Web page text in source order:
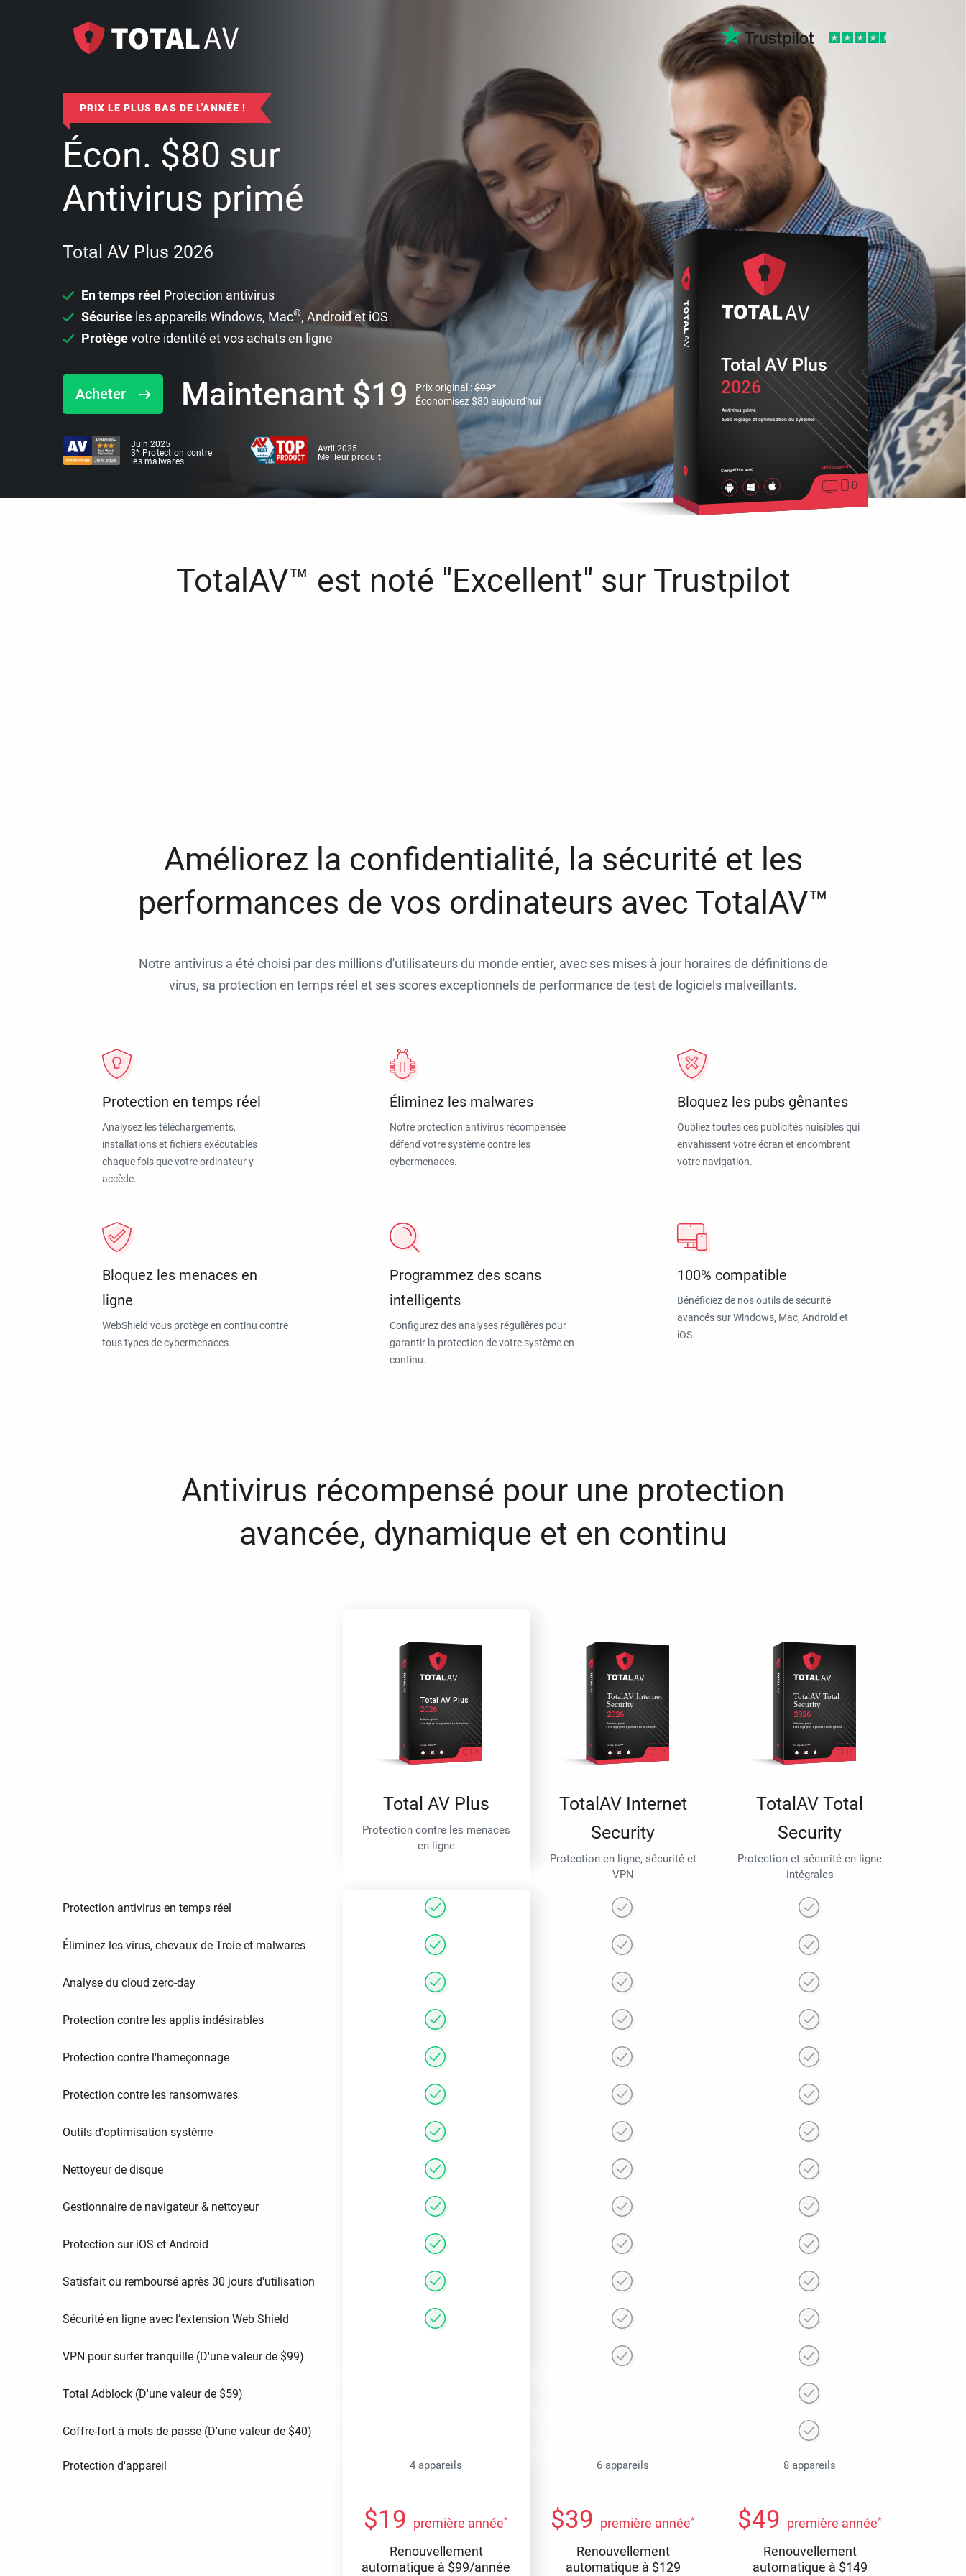
PRIX LE PLUS BAS DE L'ANNÉE !
Écon. $80 sur
Antivirus primé
Total AV Plus 2026
En temps réel Protection antivirus
Sécurise les appareils Windows, Mac®, Android et iOS
Protègevotre identité et vos achats en ligne
Acheter Maintenant $19 Prix original :$99*
Économisez$80 aujourd'hui
Juin 2025
3* Protection contre
les malwares
Avril 2025
Meilleur produit
2026
Antivirus primé
avec réglage et optimisation du système
Compatible avec Multiplateforme
Total AV Plus
TotalAV™ est noté "Excellent" sur Trustpilot
Améliorez la confidentialité, la sécurité et les
performances de vos ordinateurs avec TotalAV™
Notre antivirus a été choisi par des millions d'utilisateurs du monde entier, avec ses mises à jour horaires de définitions de
virus, sa protection en temps réel et ses scores exceptionnels de performance de test de logiciels malveillants.
Protection en temps réel
Analysez les téléchargements,
installations et fichiers exécutables
chaque fois que votre ordinateur y
accède.
Éliminez les malwares
Notre protection antivirus récompensée
défend votre système contre les
cybermenaces.
Bloquez les pubs gênantes
Oubliez toutes ces publicités nuisibles qui
envahissent votre écran et encombrent
votre navigation.
Bloquez les menaces en
ligne
WebShield vous protège en continu contre
tous types de cybermenaces.
Programmez des scans
intelligents
Configurez des analyses régulières pour
garantir la protection de votre système en
continu.
100% compatible
Bénéficiez de nos outils de sécurité
avancés sur Windows, Mac, Android et
iOS.
Antivirus récompensé pour une protection
avancée, dynamique et en continu
Total AV Plus
Protection contre les menaces
en ligne
TotalAV Internet
Security
Protection en ligne, sécurité et
VPN
TotalAV Total
Security
Protection et sécurité en ligne
intégrales
Protection antivirus en temps réel
Éliminez les virus, chevaux de Troie et malwares
Analyse du cloud zero-day
Protection contre les applis indésirables
Protection contre l'hameçonnage
Protection contre les ransomwares
Outils d'optimisation système
Nettoyeur de disque
Gestionnaire de navigateur & nettoyeur
Protection sur iOS et Android
Satisfait ou remboursé après 30 jours d'utilisation
Sécurité en ligne avec l’extension Web Shield
VPN pour surfer tranquille (D'une valeur de $99)
Total Adblock (D'une valeur de $59)
Coffre-fort à mots de passe (D'une valeur de $40)
Protection d'appareil 4 appareils 6 appareils 8 appareils
$19 première année*
Renouvellement
automatique à $99/année
$39 première année*
Renouvellement
automatique à $129
$49 première année*
Renouvellement
automatique à $149